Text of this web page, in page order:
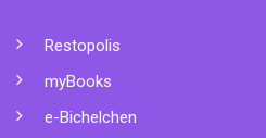
Restopolis
myBooks
e-Bichelchen